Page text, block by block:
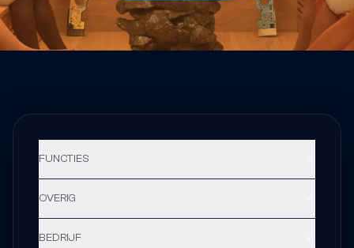
FUNCTIES
OVERIG
BEDRIJF